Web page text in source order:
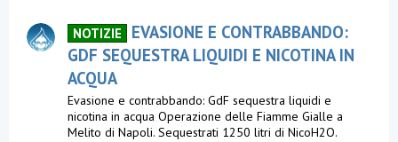
NOTIZIE
EVASIONE E CONTRABBANDO:
GDF SEQUESTRA LIQUIDI E NICOTINA IN
ACQUA
Evasione e contrabbando: GdF sequestra liquidi e
nicotina in acqua Operazione delle Fiamme Gialle a
Melito di Napoli. Sequestrati 1250 litri di NicoH2O.